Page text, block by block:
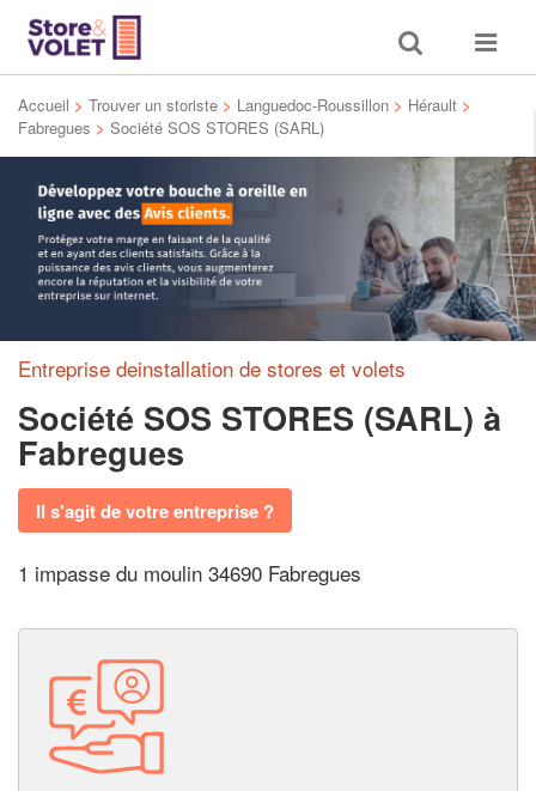
Toggle
search
Toggle
Accueil > Trouver un storiste > Languedoc-Roussillon > Hérault >
Fabregues > Société SOS STORES (SARL)
Entreprise deinstallation de stores et volets
Société SOS STORES (SARL) à
Fabregues
Il s'agit de votre entreprise ?
1 impasse du moulin 34690 Fabregues